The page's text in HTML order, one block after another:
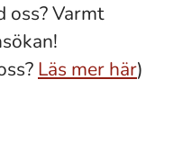
oss? Varmt
Läs mer här)